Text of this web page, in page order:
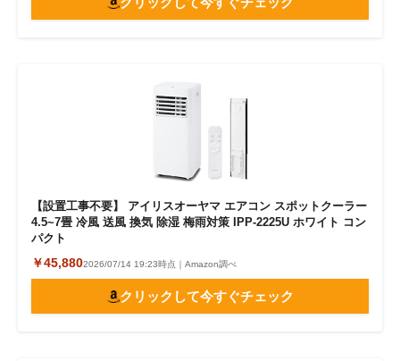
【設置工事不要】 アイリスオーヤマ エアコン スポットクーラー
4.5~7畳 冷風 送風 換気 除湿 梅雨対策 IPP-2225U ホワイト コン
パクト
￥45,8802026/07/14 19:23時点｜Amazon調べ
クリックして今すぐチェック